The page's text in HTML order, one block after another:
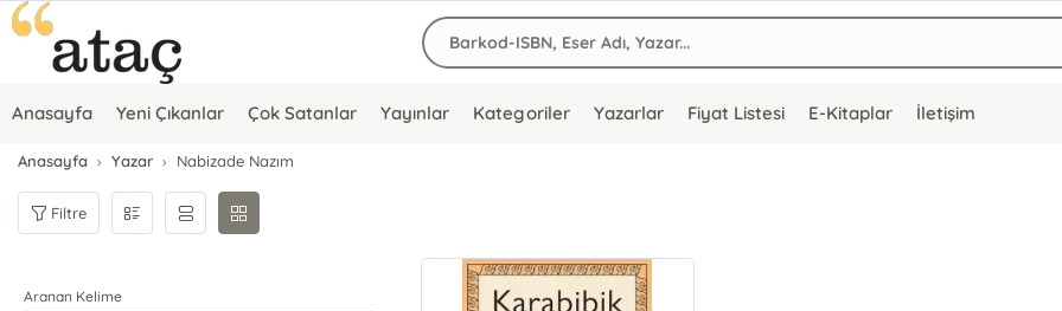
Anasayfa Yeni Çıkanlar Çok Satanlar Yayınlar Kategoriler Yazarlar Fiyat Listesi E-Kitaplar İletişim
Anasayfa Yazar Nabizade Nazım
Filtre
Aranan Kelime